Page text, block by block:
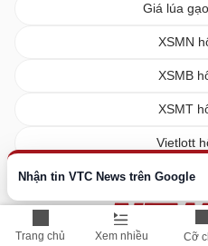
Trang chủ Xem nhiều Cỡ
Nhận tin VTC News trên Google
Giá lúa
XSMN
XSMB
XSMT
Vietlott